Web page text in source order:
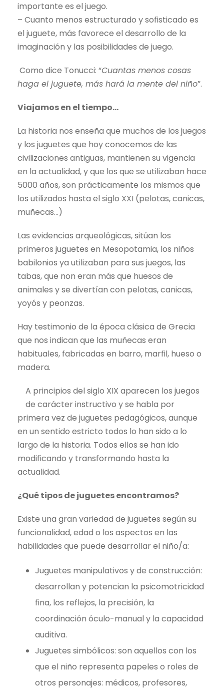
importante es el juego.
– Cuanto menos estructurado y sofisticado es
el juguete, más favorece el desarrollo de la
imaginación y las posibilidades de juego.
Como dice Tonucci: “Cuantas menos cosas
haga el juguete, más hará la mente del niño”.
Viajamos en el tiempo…
La historia nos enseña que muchos de los juegos
y los juguetes que hoy conocemos de las
civilizaciones antiguas, mantienen su vigencia
en la actualidad, y que los que se utilizaban hace
5000 años, son prácticamente los mismos que
los utilizados hasta el siglo XXI (pelotas, canicas,
muñecas…)
Las evidencias arqueológicas, sitúan los
primeros juguetes en Mesopotamia, los niños
babilonios ya utilizaban para sus juegos, las
tabas, que non eran más que huesos de
animales y se divertían con pelotas, canicas,
yoyós y peonzas.
Hay testimonio de la época clásica de Grecia
que nos indican que las muñecas eran
habituales, fabricadas en barro, marfil, hueso o
madera.
A principios del siglo XIX aparecen los juegos
de carácter instructivo y se habla por
primera vez de juguetes pedagógicos, aunque
en un sentido estricto todos lo han sido a lo
largo de la historia. Todos ellos se han ido
modificando y transformando hasta la
actualidad.
¿Qué tipos de juguetes encontramos?
Existe una gran variedad de juguetes según su
funcionalidad, edad o los aspectos en las
habilidades que puede desarrollar el niño/a:
Juguetes manipulativos y de construcción:
desarrollan y potencian la psicomotricidad
fina, los reflejos, la precisión, la
coordinación óculo-manual y la capacidad
auditiva.
Juguetes simbólicos: son aquellos con los
que el niño representa papeles o roles de
otros personajes: médicos, profesores,